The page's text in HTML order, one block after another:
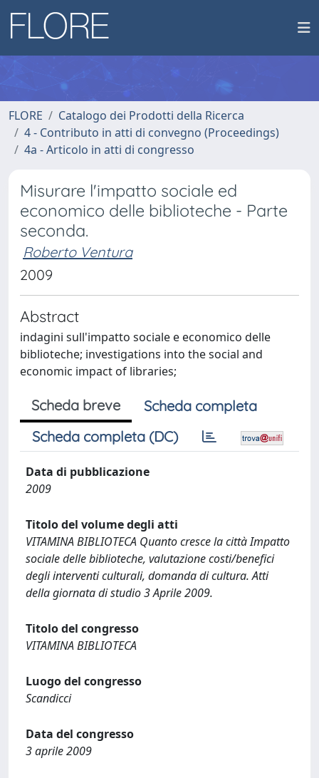
FLORE
Catalogo dei Prodotti della Ricerca
4 - Contributo in atti di convegno (Proceedings)
4a - Articolo in atti di congresso
Misurare l'impatto sociale ed
economico delle biblioteche - Parte
seconda.
Roberto Ventura
2009
Abstract
indagini sull'impatto sociale e economico delle
biblioteche; investigations into the social and
economic impact of libraries;
Scheda breve
Scheda completa
Scheda completa (DC)
Data di pubblicazione
2009
Titolo del volume degli atti
VITAMINA BIBLIOTECA Quanto cresce la città Impatto
sociale delle biblioteche, valutazione costi/benefici
degli interventi culturali, domanda di cultura. Atti
della giornata di studio 3 Aprile 2009.
Titolo del congresso
VITAMINA BIBLIOTECA
Luogo del congresso
Scandicci
Data del congresso
3 aprile 2009